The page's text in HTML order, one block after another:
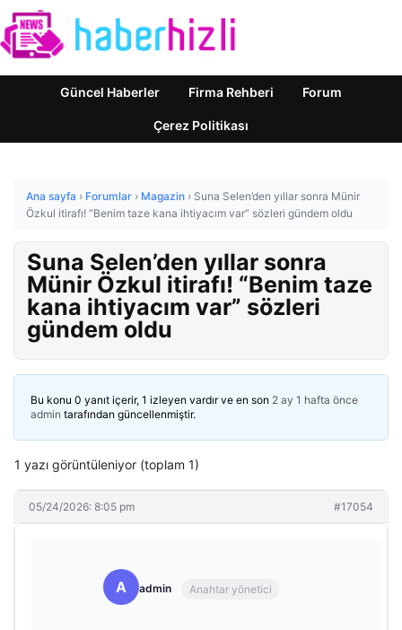
Güncel Haberler Firma Rehberi Forum
Çerez Politikası
Ana sayfa › Forumlar › Magazin › Suna Selen’den yıllar sonra Münir
Özkul itirafı! “Benim taze kana ihtiyacım var” sözleri gündem oldu
Suna Selen’den yıllar sonra
Münir Özkul itirafı! “Benim taze
kana ihtiyacım var” sözleri
gündem oldu
Bu konu 0 yanıt içerir, 1 izleyen vardır ve en son 2 ay 1 hafta önce
admin tarafından güncellenmiştir.
1 yazı görüntüleniyor (toplam 1)
05/24/2026: 8:05 pm #17054
A admin Anahtar yönetici